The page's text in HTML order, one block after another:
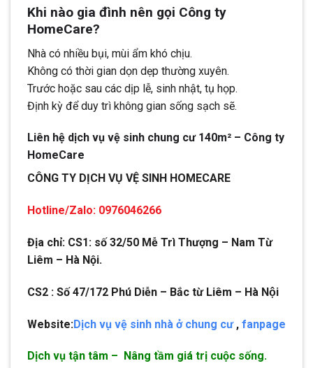
Khi nào gia đình nên gọi Công ty
HomeCare?
Nhà có nhiều bụi, mùi ẩm khó chịu.
Không có thời gian dọn dẹp thường xuyên.
Trước hoặc sau các dịp lễ, sinh nhật, tụ họp.
Định kỳ để duy trì không gian sống sạch sẽ.
Liên hệ dịch vụ vệ sinh chung cư 140m² – Công ty
HomeCare
CÔNG TY DỊCH VỤ VỆ SINH HOMECARE
Hotline/Zalo: 0976046266
Địa chỉ: CS1: số 32/50 Mễ Trì Thượng – Nam Từ
Liêm – Hà Nội.
CS2 : Số 47/172 Phú Diễn – Bắc từ Liêm – Hà Nội
Website:Dịch vụ vệ sinh nhà ở chung cư , fanpage
Dịch vụ tận tâm – Nâng tầm giá trị cuộc sống.